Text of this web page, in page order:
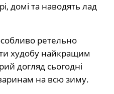
домі та наводять лад
ретельно
худобу найкращим
догляд сьогодні
на всю зиму.